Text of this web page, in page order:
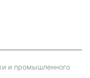
и промышленного